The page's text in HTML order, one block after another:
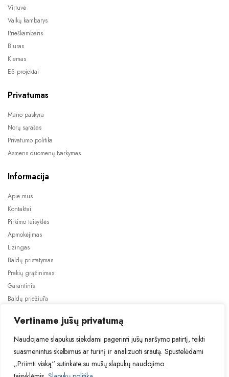
Vertiname jūsų privatumą
Naudojame slapukus siekdami pagerinti jūsų naršymo patirtį, teikti
suasmenintus skelbimus ar turinį ir analizuoti srautą. Spustelėdami
„Priimti viską“ sutinkate su mūsų slapukų naudojimo
Virtuvė
Vaikų kambarys
Prieškambaris
Biuras
Kiemas
ES projektai
Privatumas
Mano paskyra
Norų sąrašas
Privatumo politika
Asmens duomenų tvarkymas
Informacija
Apie mus
Kontaktai
Pirkimo taisyklės
Apmokėjimas
Lizingas
Baldų pristatymas
Prekių grąžinimas
Garantinis
Baldų priežiūra